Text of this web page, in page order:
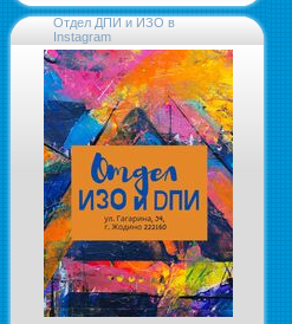
Отдел ДПИ и ИЗО в
Instagram